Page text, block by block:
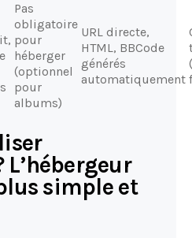
Pas
obligatoire
pour
héberger
(optionnel
pour
albums)
URL directe,
HTML, BBCode
générés
automatiquement
simple et